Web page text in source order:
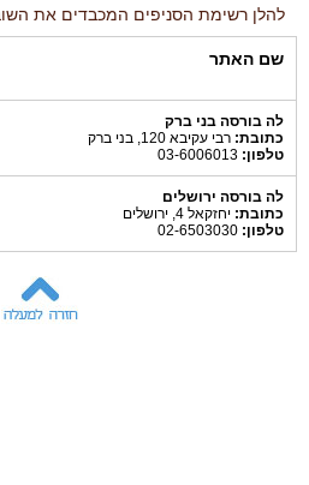
להלן רשימת הסניפים המכבדים את
שם האתר
לה בורסה בני ברק
כתובת: רבי עקיבא 120, בני ברק
טלפון:
לה בורסה ירושלים
כתובת: יחזקאל 4, ירושלים
טלפון: